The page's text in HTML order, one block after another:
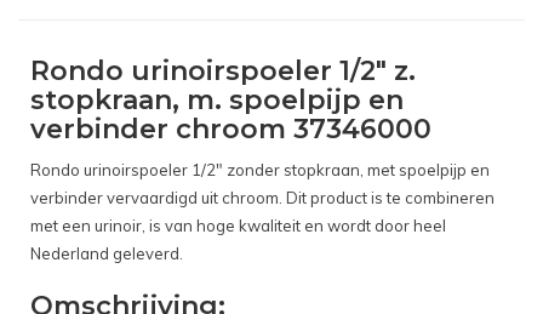
Rondo urinoirspoeler 1/2" z.
stopkraan, m. spoelpijp en
verbinder chroom 37346000
Rondo urinoirspoeler 1/2" zonder stopkraan, met spoelpijp en
verbinder vervaardigd uit chroom. Dit product is te combineren
met een urinoir, is van hoge kwaliteit en wordt door heel
Nederland geleverd.
Omschrijving: